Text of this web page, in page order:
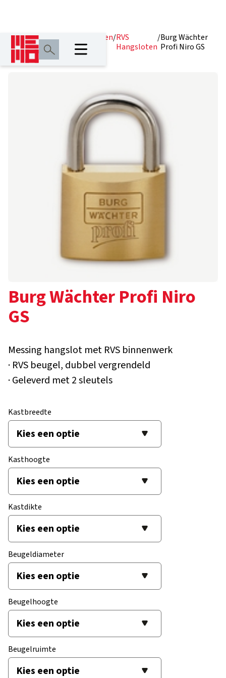
Home/Producten Hangsloten/RVS
Hangsloten
/Burg Wächter
Profi Niro GS
Burg Wächter Profi Niro
GS
Messing hangslot met RVS binnenwerk
· RVS beugel, dubbel vergrendeld
· Geleverd met 2 sleutels
Kastbreedte
Kasthoogte
Kastdikte
Beugeldiameter
Beugelhoogte
Beugelruimte